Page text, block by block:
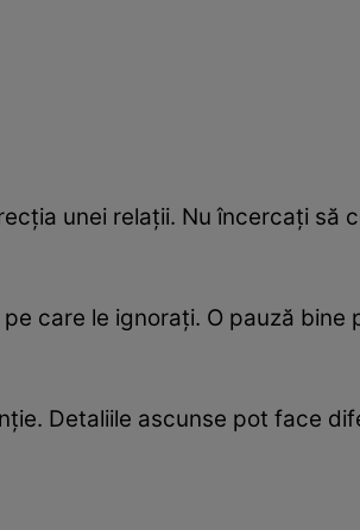
unei relații. Nu încercați să
care le ignorați. O pauză bine
Detaliile ascunse pot face